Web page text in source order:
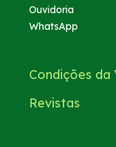
Ouvidoria
WhatsApp
Condições da
Revistas